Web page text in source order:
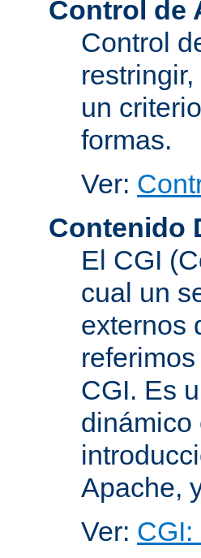
Control de
Control
un
formas.
Ver:
Contenido
El CGI
cual un
externos
CGI. Es
dinámico
Apache,
Ver: